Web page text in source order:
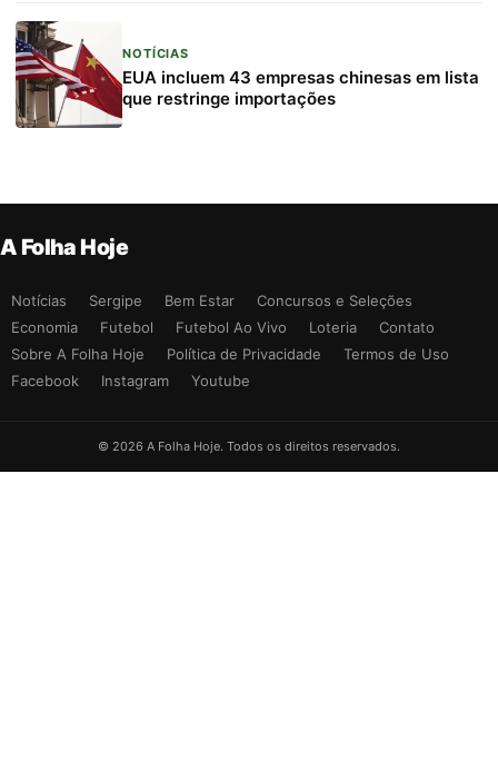
NOTÍCIAS
EUA incluem 43 empresas chinesas em lista
que restringe importações
A Folha Hoje
Notícias Sergipe Bem Estar
Concursos e Seleções
Economia
Futebol Futebol Ao Vivo Loteria
Contato
Sobre A Folha Hoje
Política de Privacidade
Termos de Uso
Facebook
Instagram Youtube
© 2026 A Folha Hoje. Todos os direitos reservados.